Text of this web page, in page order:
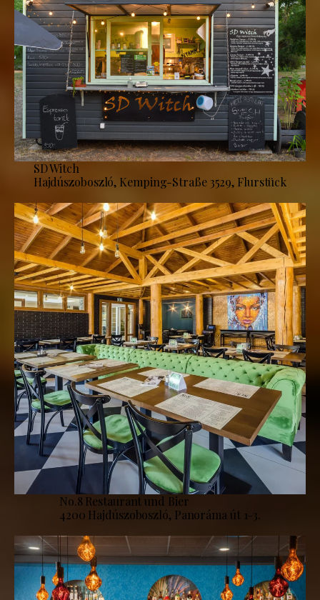
SD Witch
Hajdúszoboszló, Kemping-Straße 3529, Flurstück
No.8 Restaurant und Bier
4200 Hajdúszoboszló, Panoráma út 1-3.